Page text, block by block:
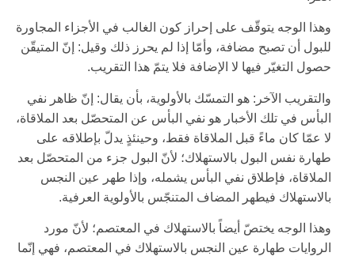
وهذا الوجه يتوقّف على إحراز كون الغالب في الأجزاء المجاورة
للبول أن تصبح مضافة، وأمّا إذا لم يحرز ذلك وقيل: إنّ المتيقّن
حصول التغيّر فيها لا الإضافة فلا يتمّ هذا التقريب.
والتقريب الآخر: هو التمسّك بالأولوية، بأن يقال: إنّ ظاهر نفي
البأس في تلك الأخبار هو نفي البأس عن المتحصّل بعد الملاقاة،
لا عمّا كان ماءً قبل الملاقاة فقط، وحينئذٍ يدلّ بإطلاقه على
طهارة نفس البول بالاستهلاك؛ لأنّ البول جزء من المتحصّل بعد
الملاقاة، فإطلاق نفي البأس يشمله، وإذا طهر عين النجس
بالاستهلاك فيطهر المضاف المتنجّس بالأولوية العرفية.
وهذا الوجه يختصّ أيضاً بالاستهلاك في المعتصم؛ لأنّ مورد
الروايات طهارة عين النجس بالاستهلاك في المعتصم، فهي إنّما